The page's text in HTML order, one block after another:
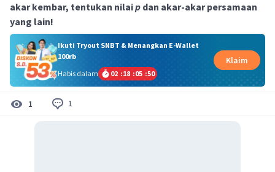
akar kembar, tentukan nilaip dan akar-akar persamaan
yang lain!
Ikuti Tryout SNBT & Menangkan E-Wallet
100rb
Habis dalam
02 :18 :05 :49
Klaim
1 1